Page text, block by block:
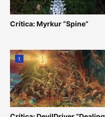
Crítica: Myrkur “Spine”
1